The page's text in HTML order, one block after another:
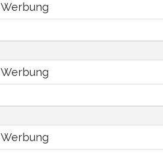
Werbung
Werbung
Werbung